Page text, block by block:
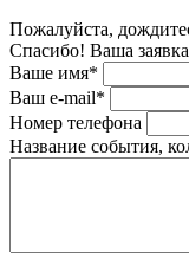
Пожалуйста,
Спасибо! Ваша
Ваше имя*
Ваш e-mail*
Номер телефона
Название события,